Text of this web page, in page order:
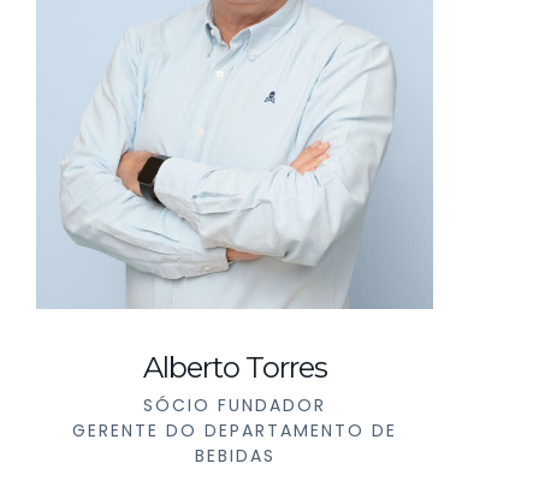
Alberto Torres
SÓCIO FUNDADOR
GERENTE DO DEPARTAMENTO DE
BEBIDAS